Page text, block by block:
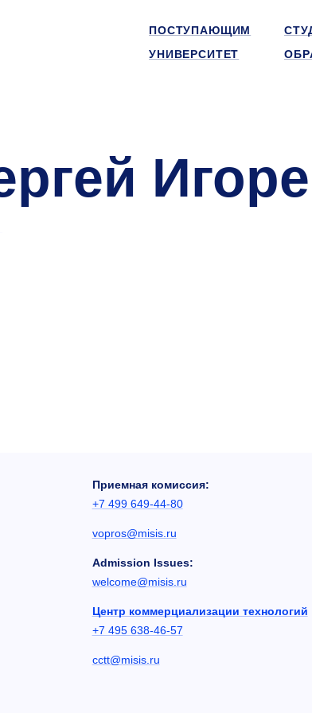
ПОСТУПАЮЩИМ
УНИВЕРСИТЕТ
Приемная комиссия:
+7 499 649-44-80
vopros@misis.ru
Admission Issues:
welcome@misis.ru
Центр коммерциализации технологий
+7 495 638-46-57
cctt@misis.ru